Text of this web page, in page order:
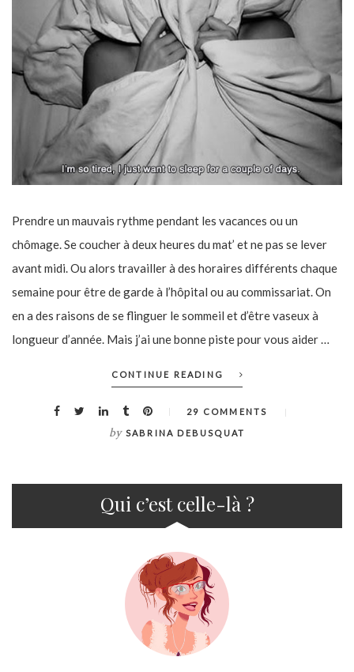
Prendre un mauvais rythme pendant les vacances ou un
chômage. Se coucher à deux heures du mat’ et ne pas se lever
avant midi. Ou alors travailler à des horaires différents chaque
semaine pour être de garde à l’hôpital ou au commissariat. On
en a des raisons de se flinguer le sommeil et d’être vaseux à
longueur d’année. Mais j’ai une bonne piste pour vous aider …
CONTINUE READING
29 COMMENTS
by SABRINA DEBUSQUAT
Qui c’est celle-là ?